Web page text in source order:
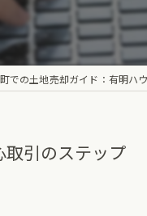
中古
での土地売却ガイド：有明ハ
引のステップ